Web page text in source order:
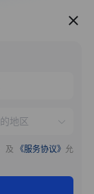
服务推荐
及 《服务协议》 允